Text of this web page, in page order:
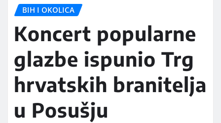
BIH I OKOLICA
Koncert popularne
glazbe ispunio Trg
hrvatskih branitelja
u Posušju